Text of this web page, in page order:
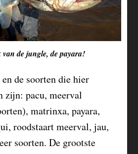
de jungle, de payara!
de soorten die hier
zijn: pacu, meerval
matrinxa, payara,
roodstaart meerval, jau,
soorten. De grootste